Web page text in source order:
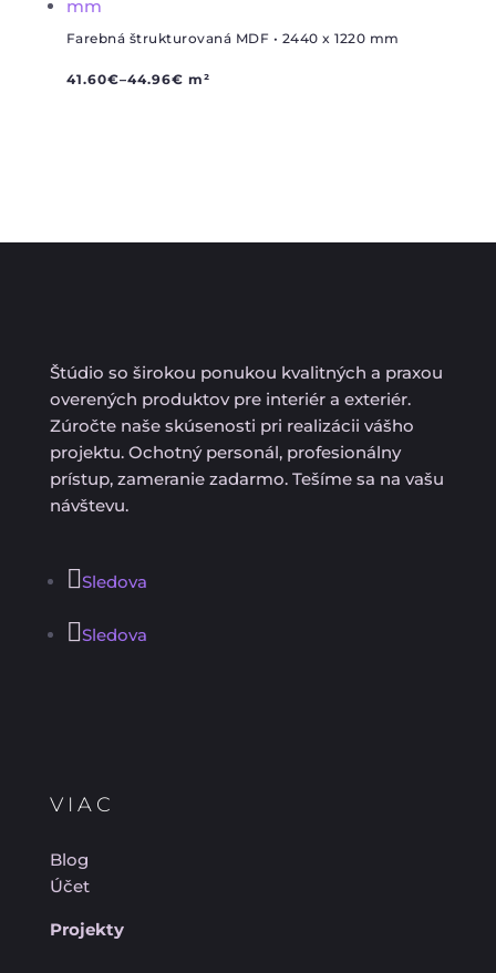
Farebná štrukturovaná MDF • 2440 x 1220 mm
41.60€–44.96€ m²
Štúdio so širokou ponukou kvalitných a praxou
overených produktov pre interiér a exteriér.
Zúročte naše skúsenosti pri realizácii vášho
projektu. Ochotný personál, profesionálny
prístup, zameranie zadarmo. Tešíme sa na vašu
návštevu.
Sledova
Sledova
VIAC
Blog
Účet
Projekty